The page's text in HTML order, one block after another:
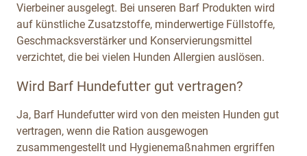
Vierbeiner ausgelegt. Bei unseren Barf Produkten wird
auf künstliche Zusatzstoffe, minderwertige Füllstoffe,
Geschmacksverstärker und Konservierungsmittel
verzichtet, die bei vielen Hunden Allergien auslösen.
Wird Barf Hundefutter gut vertragen?
Ja, Barf Hundefutter wird von den meisten Hunden gut
vertragen, wenn die Ration ausgewogen
zusammengestellt und Hygienemaßnahmen ergriffen